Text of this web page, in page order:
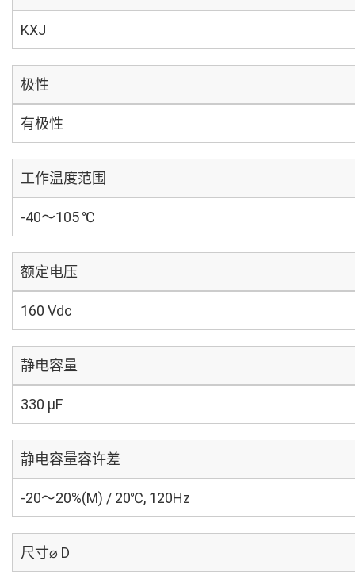
KXJ
极性
有极性
工作温度范围
-40～105 ℃
额定电压
160 Vdc
静电容量
330 µF
静电容量容许差
-20～20%(M) / 20℃, 120Hz
尺寸⌀ D